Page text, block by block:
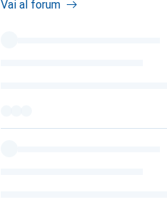
Vai al forum